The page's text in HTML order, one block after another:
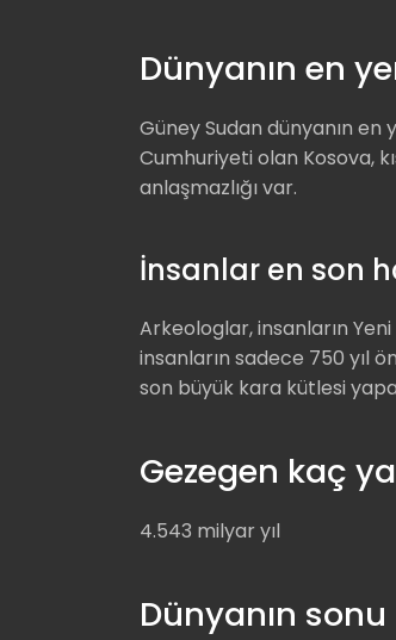
Dünyanın en
Güney Sudan dünyanın en
Cumhuriyeti olan Kosova,
anlaşmazlığı var.
İnsanlar en son
Arkeologlar, insanların
insanların sadece 750 yıl
son büyük kara kütlesi
Gezegen kaç
4.543 milyar yıl
Dünyanın